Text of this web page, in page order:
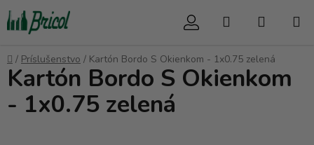
Prejsť
na
obsah
Hľadať
Domov
/ Príslušenstvo / Kartón Bordo S Okienkom - 1x0.75 zelená
Kartón Bordo S Okienkom
- 1x0.75 zelená